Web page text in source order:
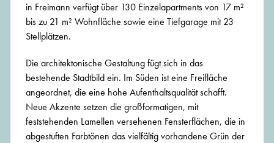
in Freimann verfügt über 130 Einzelapartments von 17 m²
bis zu 21 m² Wohnfläche sowie eine Tiefgarage mit 23
Stellplätzen.
Die architektonische Gestaltung fügt sich in das
bestehende Stadtbild ein. Im Süden ist eine Freifläche
angeordnet, die eine hohe Aufenthaltsqualität schafft.
Neue Akzente setzen die großformatigen, mit
feststehenden Lamellen versehenen Fensterflächen, die in
abgestuften Farbtönen das vielfältig vorhandene Grün der